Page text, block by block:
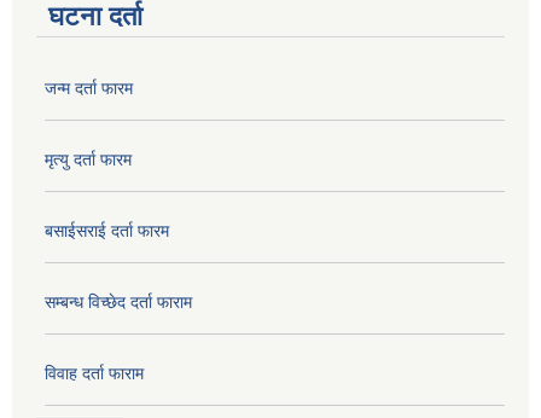
घटना दर्ता
जन्म दर्ता फारम
मृत्यु दर्ता फारम
बसाईसराई दर्ता फारम
सम्बन्ध विच्छेद दर्ता फाराम
विवाह दर्ता फाराम